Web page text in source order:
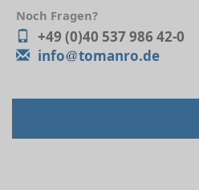
Noch Fragen?
+49 (0)40 537 986 42-0
info
tomanro.de